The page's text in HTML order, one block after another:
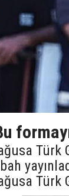
Türk
Türk